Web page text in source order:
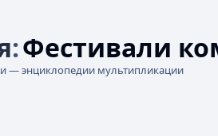
:Фестивали
— энциклопедии мультипликации